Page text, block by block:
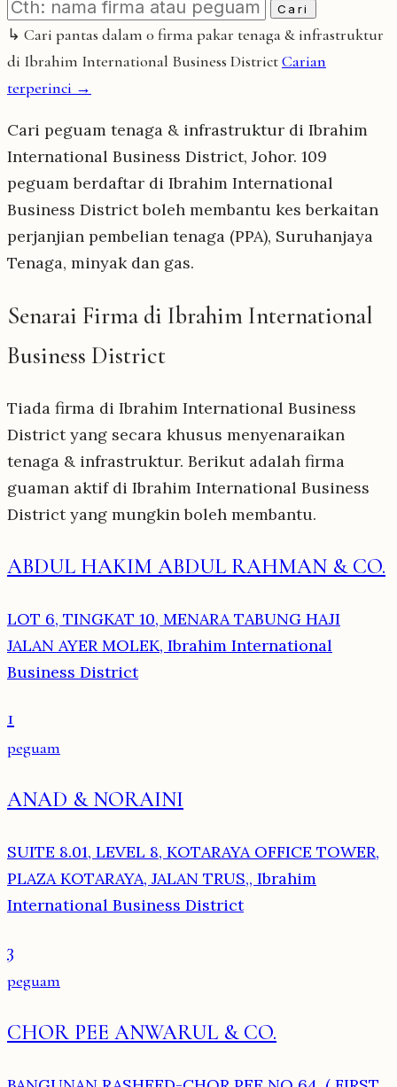
Cari
↳ Cari pantas dalam 0 firma pakar tenaga & infrastruktur
di Ibrahim International Business DistrictCarian
terperinci →
Cari peguam tenaga & infrastruktur di Ibrahim
International Business District, Johor. 109
peguam berdaftar di Ibrahim International
Business District boleh membantu kes berkaitan
perjanjian pembelian tenaga (PPA), Suruhanjaya
Tenaga, minyak dan gas.
Senarai Firma di Ibrahim International
Business District
Tiada firma di Ibrahim International Business
District yang secara khusus menyenaraikan
tenaga & infrastruktur. Berikut adalah firma
guaman aktif di Ibrahim International Business
District yang mungkin boleh membantu.
ABDUL HAKIM ABDUL RAHMAN & CO.
LOT 6, TINGKAT 10, MENARA TABUNG HAJI
JALAN AYER MOLEK, Ibrahim International
Business District
1
peguam
ANAD & NORAINI
SUITE 8.01, LEVEL 8, KOTARAYA OFFICE TOWER,
PLAZA KOTARAYA, JALAN TRUS,, Ibrahim
International Business District
3
peguam
CHOR PEE ANWARUL & CO.